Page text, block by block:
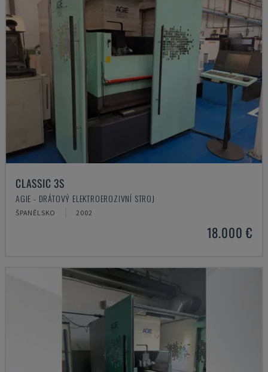
CLASSIC 3S
AGIE - DRÁTOVÝ ELEKTROEROZIVNÍ STROJ
ŠPANĚLSKO 2002
18.000 €